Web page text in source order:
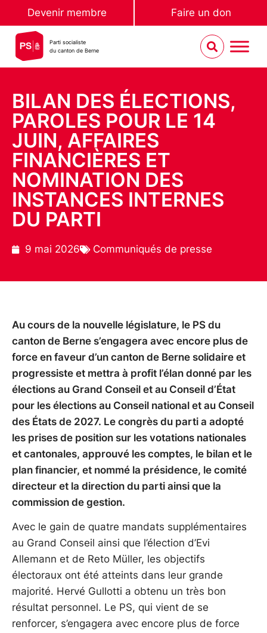
Devenir membre Faire un don
Parti socialiste
du canton de Berne
BILAN DES ÉLECTIONS,
PAROLES POUR LE 14
JUIN, AFFAIRES
FINANCIÈRES ET
NOMINATION DES
INSTANCES INTERNES
DU PARTI
9 mai 2026 Communiqués de presse
Au cours de la nouvelle législature, le PS du
canton de Berne s’engagera avec encore plus de
force en faveur d’un canton de Berne solidaire et
progressiste et mettra à profit l’élan donné par les
élections au Grand Conseil et au Conseil d’État
pour les élections au Conseil national et au Conseil
des États de 2027. Le congrès du parti a adopté
les prises de position sur les votations nationales
et cantonales, approuvé les comptes, le bilan et le
plan financier, et nommé la présidence, le comité
directeur et la direction du parti ainsi que la
commission de gestion.
Avec le gain de quatre mandats supplémentaires
au Grand Conseil ainsi que l’élection d’Evi
Allemann et de Reto Müller, les objectifs
électoraux ont été atteints dans leur grande
majorité. Hervé Gullotti a obtenu un très bon
résultat personnel. Le PS, qui vient de se
renforcer, s’engagera avec encore plus de force